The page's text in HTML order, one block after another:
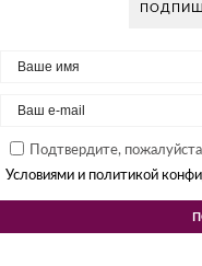
Подтвердите,
Условиями и политикой